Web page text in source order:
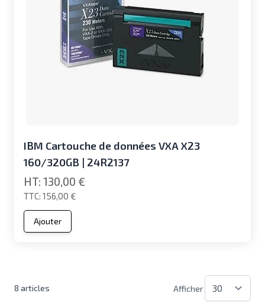
IBM Cartouche de données VXA X23
160/320GB | 24R2137
156,00 €
130,00 €
Ajouter
8 articles Afficher